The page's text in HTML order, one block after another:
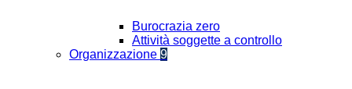
Burocrazia zero
Attività soggette a controllo
Organizzazione 9